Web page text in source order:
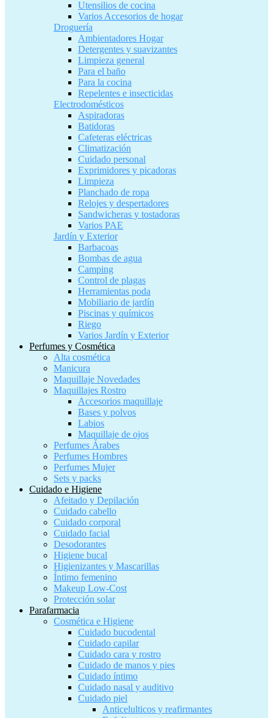
Utensilios de cocina
Varios Accesorios de hogar
Droguería
Ambientadores Hogar
Detergentes y suavizantes
Limpieza general
Para el baño
Para la cocina
Repelentes e insecticidas
Electrodomésticos
Aspiradoras
Batidoras
Cafeteras eléctricas
Climatización
Cuidado personal
Exprimidores y picadoras
Limpieza
Planchado de ropa
Relojes y despertadores
Sandwicheras y tostadoras
Varios PAE
Jardín y Exterior
Barbacoas
Bombas de agua
Camping
Control de plagas
Herramientas poda
Mobiliario de jardín
Piscinas y químicos
Riego
Varios Jardín y Exterior
Perfumes y Cosmética
Alta cosmética
Manicura
Maquillaje Novedades
Maquillajes Rostro
Accesorios maquillaje
Bases y polvos
Labios
Maquillaje de ojos
Perfumes Árabes
Perfumes Hombres
Perfumes Mujer
Sets y packs
Cuidado e Higiene
Afeitado y Depilación
Cuidado cabello
Cuidado corporal
Cuidado facial
Desodorantes
Higiene bucal
Higienizantes y Mascarillas
Íntimo femenino
Makeup Low-Cost
Protección solar
Parafarmacia
Cosmética e Higiene
Cuidado bucodental
Cuidado capilar
Cuidado cara y rostro
Cuidado de manos y pies
Cuidado íntimo
Cuidado nasal y auditivo
Cuidado piel
Anticelulticos y reafirmantes